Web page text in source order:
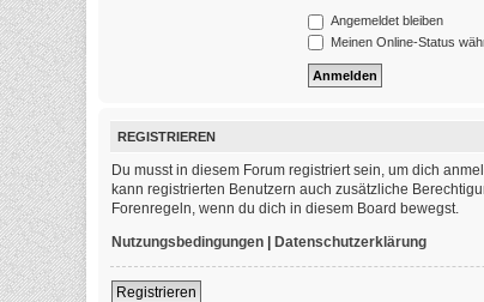
Angemeldet bleiben
Meinen Online-Status
REGISTRIEREN
Du musst in diesem Forum registriert sein, um dich
kann registrierten Benutzern auch zusätzliche
Forenregeln, wenn du dich in diesem Board bewegst.
Nutzungsbedingungen | Datenschutzerklärung
Registrieren